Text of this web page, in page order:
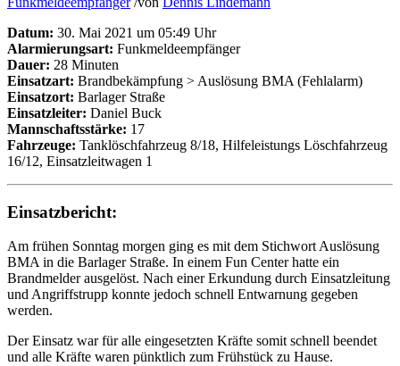
Datum: 30. Mai 2021 um 05:49 Uhr
Alarmierungsart: Funkmeldeempfänger
Dauer: 28 Minuten
Einsatzart: Brandbekämpfung > Auslösung BMA (Fehlalarm)
Einsatzort: Barlager Straße
Einsatzleiter: Daniel Buck
Mannschaftsstärke: 17
Fahrzeuge: Tanklöschfahrzeug 8/18, Hilfeleistungs Löschfahrzeug
16/12, Einsatzleitwagen 1
Einsatzbericht:
Am frühen Sonntag morgen ging es mit dem Stichwort Auslösung
BMA in die Barlager Straße. In einem Fun Center hatte ein
Brandmelder ausgelöst. Nach einer Erkundung durch Einsatzleitung
und Angriffstrupp konnte jedoch schnell Entwarnung gegeben
werden.
Der Einsatz war für alle eingesetzten Kräfte somit schnell beendet
und alle Kräfte waren pünktlich zum Frühstück zu Hause.